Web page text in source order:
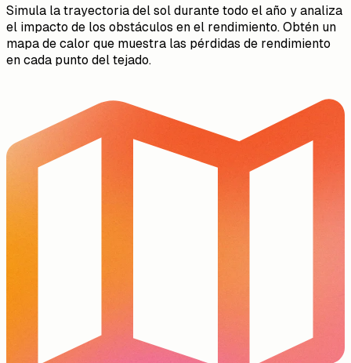
Simula la trayectoria del sol durante todo el año y analiza
el impacto de los obstáculos en el rendimiento. Obtén un
mapa de calor que muestra las pérdidas de rendimiento
en cada punto del tejado.